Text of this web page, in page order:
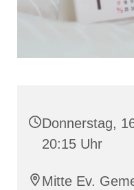
Donnerstag,
20:15 Uhr
Mitte Ev.